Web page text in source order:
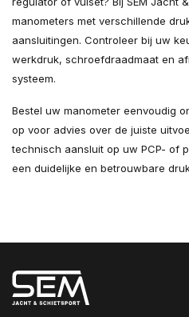
manometers met verschillende
aansluitingen. Controleer bij uw
werkdruk, schroefdraadmaat en
systeem.
Bestel uw manometer eenvoudig
op voor advies over de juiste
technisch aansluit op uw PCP- of
een duidelijke en betrouwbare